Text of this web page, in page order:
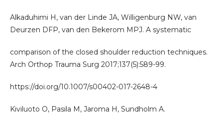
Alkaduhimi H, van der Linde JA, Willigenburg NW, van
Deurzen DFP, van den Bekerom MPJ. A systematic
comparison of the closed shoulder reduction techniques.
Arch Orthop Trauma Surg 2017;137(5):589-99.
https://doi.org/10.1007/s00402-017-2648-4
Kiviluoto O, Pasila M, Jaroma H, Sundholm A.